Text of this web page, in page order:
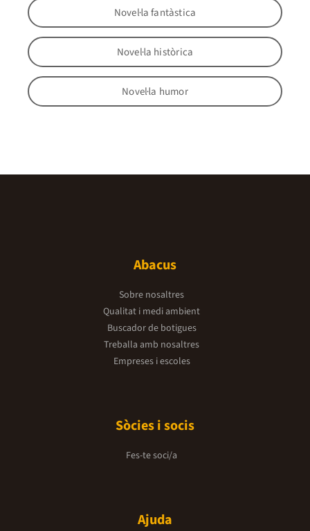
Novel·la fantàstica
Novel·la històrica
Novel·la humor
Abacus
Sobre nosaltres
Qualitat i medi ambient
Buscador de botigues
Treballa amb nosaltres
Empreses i escoles
Sòcies i socis
Fes-te soci/a
Ajuda